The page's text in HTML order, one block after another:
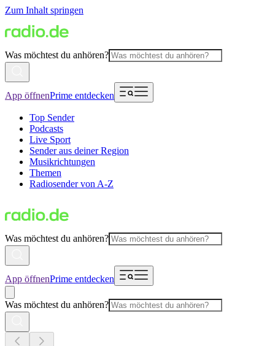
Zum Inhalt springen
Was möchtest du anhören?
App öffnenPrime entdecken
Top Sender
Podcasts
Live Sport
Sender aus deiner Region
Musikrichtungen
Themen
Radiosender von A-Z
Was möchtest du anhören?
App öffnenPrime entdecken
Was möchtest du anhören?